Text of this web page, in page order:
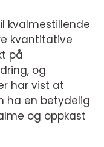
kvalmestillende
kvantitative
på
og
har vist at
ha en betydelig
og oppkast